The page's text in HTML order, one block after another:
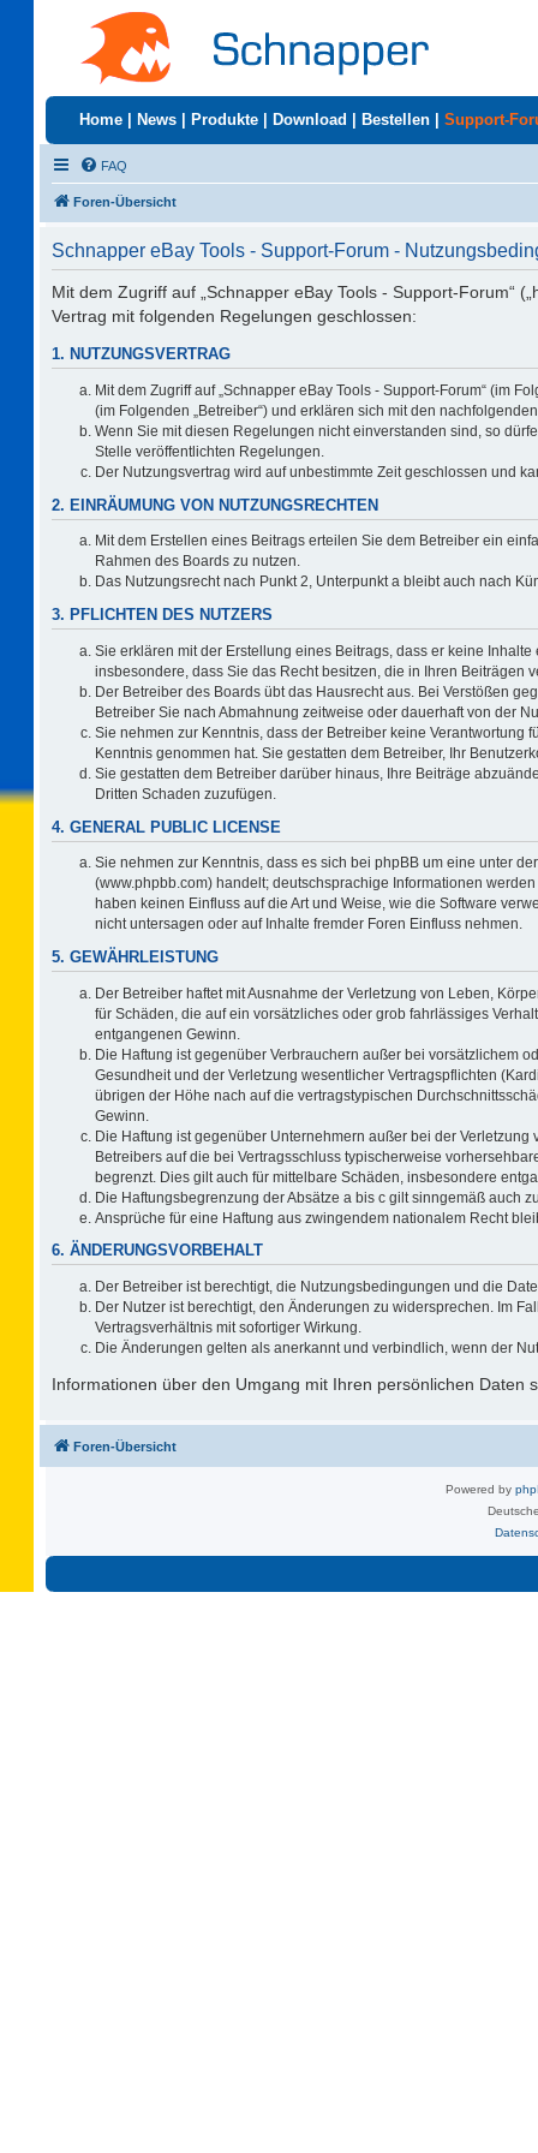
Home News Produkte Download Bestellen Support-
FAQ
Foren-Übersicht
Schnapper eBay Tools - Support-Forum -
Mit dem Zugriff auf „Schnapper eBay Tools - Support-Forum“
Vertrag mit folgenden Regelungen geschlossen:
1. NUTZUNGSVERTRAG
Mit dem Zugriff auf „Schnapper eBay Tools - Support-Forum“ (im
(im Folgenden „Betreiber“) und erklären sich mit den
Wenn Sie mit diesen Regelungen nicht einverstanden sind, so
Stelle veröffentlichten Regelungen.
Der Nutzungsvertrag wird auf unbestimmte Zeit geschlossen und
2. EINRÄUMUNG VON NUTZUNGSRECHTEN
Mit dem Erstellen eines Beitrags erteilen Sie dem Betreiber ein
Rahmen des Boards zu nutzen.
Das Nutzungsrecht nach Punkt 2, Unterpunkt a bleibt auch nach
3. PFLICHTEN DES NUTZERS
Sie erklären mit der Erstellung eines Beitrags, dass er keine
insbesondere, dass Sie das Recht besitzen, die in Ihren Beiträgen
Der Betreiber des Boards übt das Hausrecht aus. Bei Verstößen
Betreiber Sie nach Abmahnung zeitweise oder dauerhaft von der
Sie nehmen zur Kenntnis, dass der Betreiber keine Verantwortung
Kenntnis genommen hat. Sie gestatten dem Betreiber, Ihr
Sie gestatten dem Betreiber darüber hinaus, Ihre Beiträge
Dritten Schaden zuzufügen.
4. GENERAL PUBLIC LICENSE
Sie nehmen zur Kenntnis, dass es sich bei phpBB um eine unter der
(www.phpbb.com) handelt; deutschsprachige Informationen
haben keinen Einfluss auf die Art und Weise, wie die Software
nicht untersagen oder auf Inhalte fremder Foren Einfluss nehmen.
5. GEWÄHRLEISTUNG
Der Betreiber haftet mit Ausnahme der Verletzung von Leben,
für Schäden, die auf ein vorsätzliches oder grob fahrlässiges
entgangenen Gewinn.
Die Haftung ist gegenüber Verbrauchern außer bei vorsätzlichem
Gesundheit und der Verletzung wesentlicher Vertragspflichten
übrigen der Höhe nach auf die vertragstypischen
Gewinn.
Die Haftung ist gegenüber Unternehmern außer bei der
Betreibers auf die bei Vertragsschluss typischerweise
begrenzt. Dies gilt auch für mittelbare Schäden, insbesondere
Die Haftungsbegrenzung der Absätze a bis c gilt sinngemäß auch
Ansprüche für eine Haftung aus zwingendem nationalem Recht
6. ÄNDERUNGSVORBEHALT
Der Betreiber ist berechtigt, die Nutzungsbedingungen und die
Der Nutzer ist berechtigt, den Änderungen zu widersprechen. Im
Vertragsverhältnis mit sofortiger Wirkung.
Die Änderungen gelten als anerkannt und verbindlich, wenn der
Informationen über den Umgang mit Ihren persönlichen Daten
Foren-Übersicht
Powered by